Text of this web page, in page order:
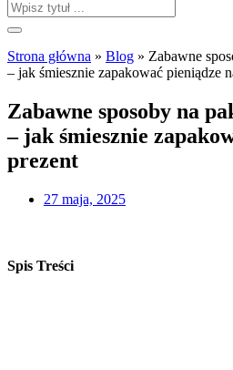
Strona główna » Blog » Zabawne
– jak śmiesznie zapakować pieniądze
Zabawne sposoby na
– jak śmiesznie
prezent
27 maja, 2025
Spis Treści